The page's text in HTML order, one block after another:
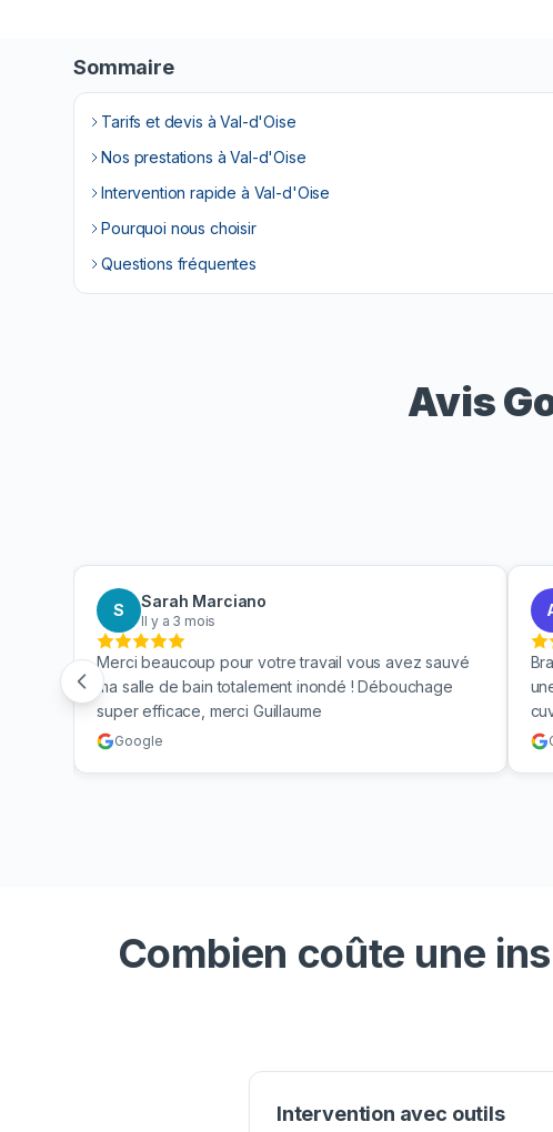
Sommaire
Tarifs et devis à Val-d'Oise
Nos prestations à Val-d'Oise
Intervention rapide à Val-d'Oise
Pourquoi nous choisir
Questions fréquentes
Avis
S Sarah Marciano
Il y a 3 mois
Merci beaucoup pour votre travail vous avez sauvé
ma salle de bain totalement inondé ! Débouchage
super efficace, merci Guillaume
Google
Combien coûte une
Intervention avec outils